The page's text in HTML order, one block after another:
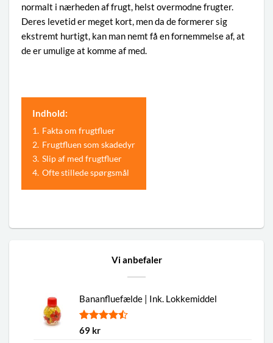
normalt i nærheden af frugt, helst overmodne frugter.
Deres levetid er meget kort, men da de formerer sig
ekstremt hurtigt, kan man nemt få en fornemmelse af, at
de er umulige at komme af med.
Indhold:
1. Fakta om frugtfluer
2. Frugtfluen som skadedyr
3. Slip af med frugtfluer
4. Ofte stillede spørgsmål
Vi anbefaler
Bananfluefælde | Ink. Lokkemiddel
Bedømt
2
69 kr